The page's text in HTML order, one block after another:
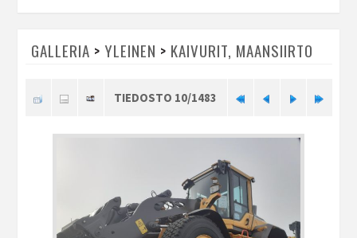
GALLERIA > YLEINEN > KAIVURIT, MAANSIIRTO
TIEDOSTO 10/1483